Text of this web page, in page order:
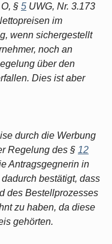
§ 5 UWG, Nr. 3.173
im
wenn sichergestellt
noch an
über den
Dies ist aber
durch die Werbung
Regelung des § 12
Antragsgegnerin in
bestätigt, dass
des Bestellprozesses
zu haben, da diese
gehörten.